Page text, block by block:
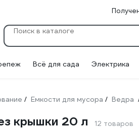
Всё для сада Электрика
/ Емкости для мусора / Ведра
крышки 20 л 12 товаров